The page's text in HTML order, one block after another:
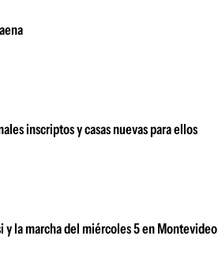
inscriptos y casas nuevas para ellos
y la marcha del miércoles 5 en Montevideo